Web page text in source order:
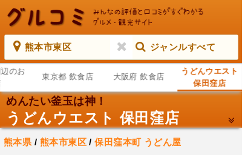
熊本市東区 ジャンルすべて
のお
東京都 飲食店 大阪府 飲食店
うどんウエスト
保田窪店
めんたい釜玉は神！
うどんウエスト 保田窪店
熊本県 / 熊本市東区/保田窪本町 うどん屋